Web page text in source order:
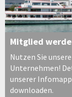
Mitglied
Nutzen Sie
Unternehmen!
unserer
downloaden.